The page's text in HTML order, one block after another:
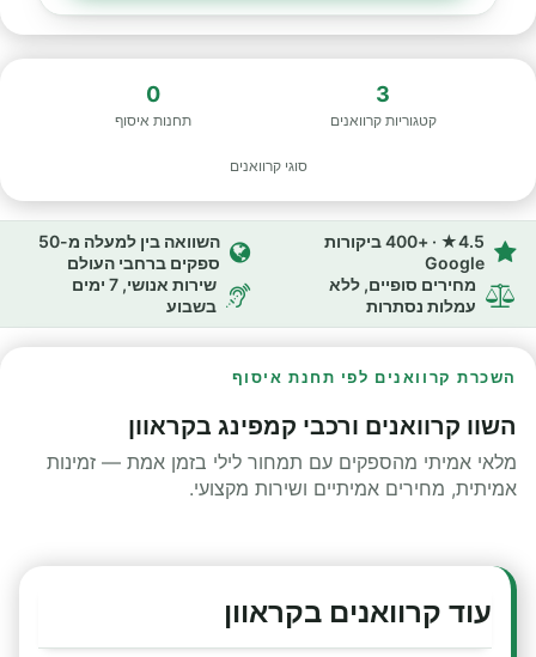
3
קטגוריות קרוואנים
0
תחנות איסוף
סוגי קרוואנים
4.5★ · +400 ביקורות
Google
השוואה בין למעלה מ-50
ספקים ברחבי העולם
מחירים סופיים, ללא
עמלות נסתרות
שירות אנושי, 7 ימים
בשבוע
השכרת קרוואנים לפי תחנת איסוף
השוו קרוואנים ורכבי קמפינג בקראוון
מלאי אמיתי מהספקים עם תמחור לילי בזמן אמת — זמינות
אמיתית, מחירים אמיתיים ושירות מקצועי.
עוד קרוואנים בקראוון